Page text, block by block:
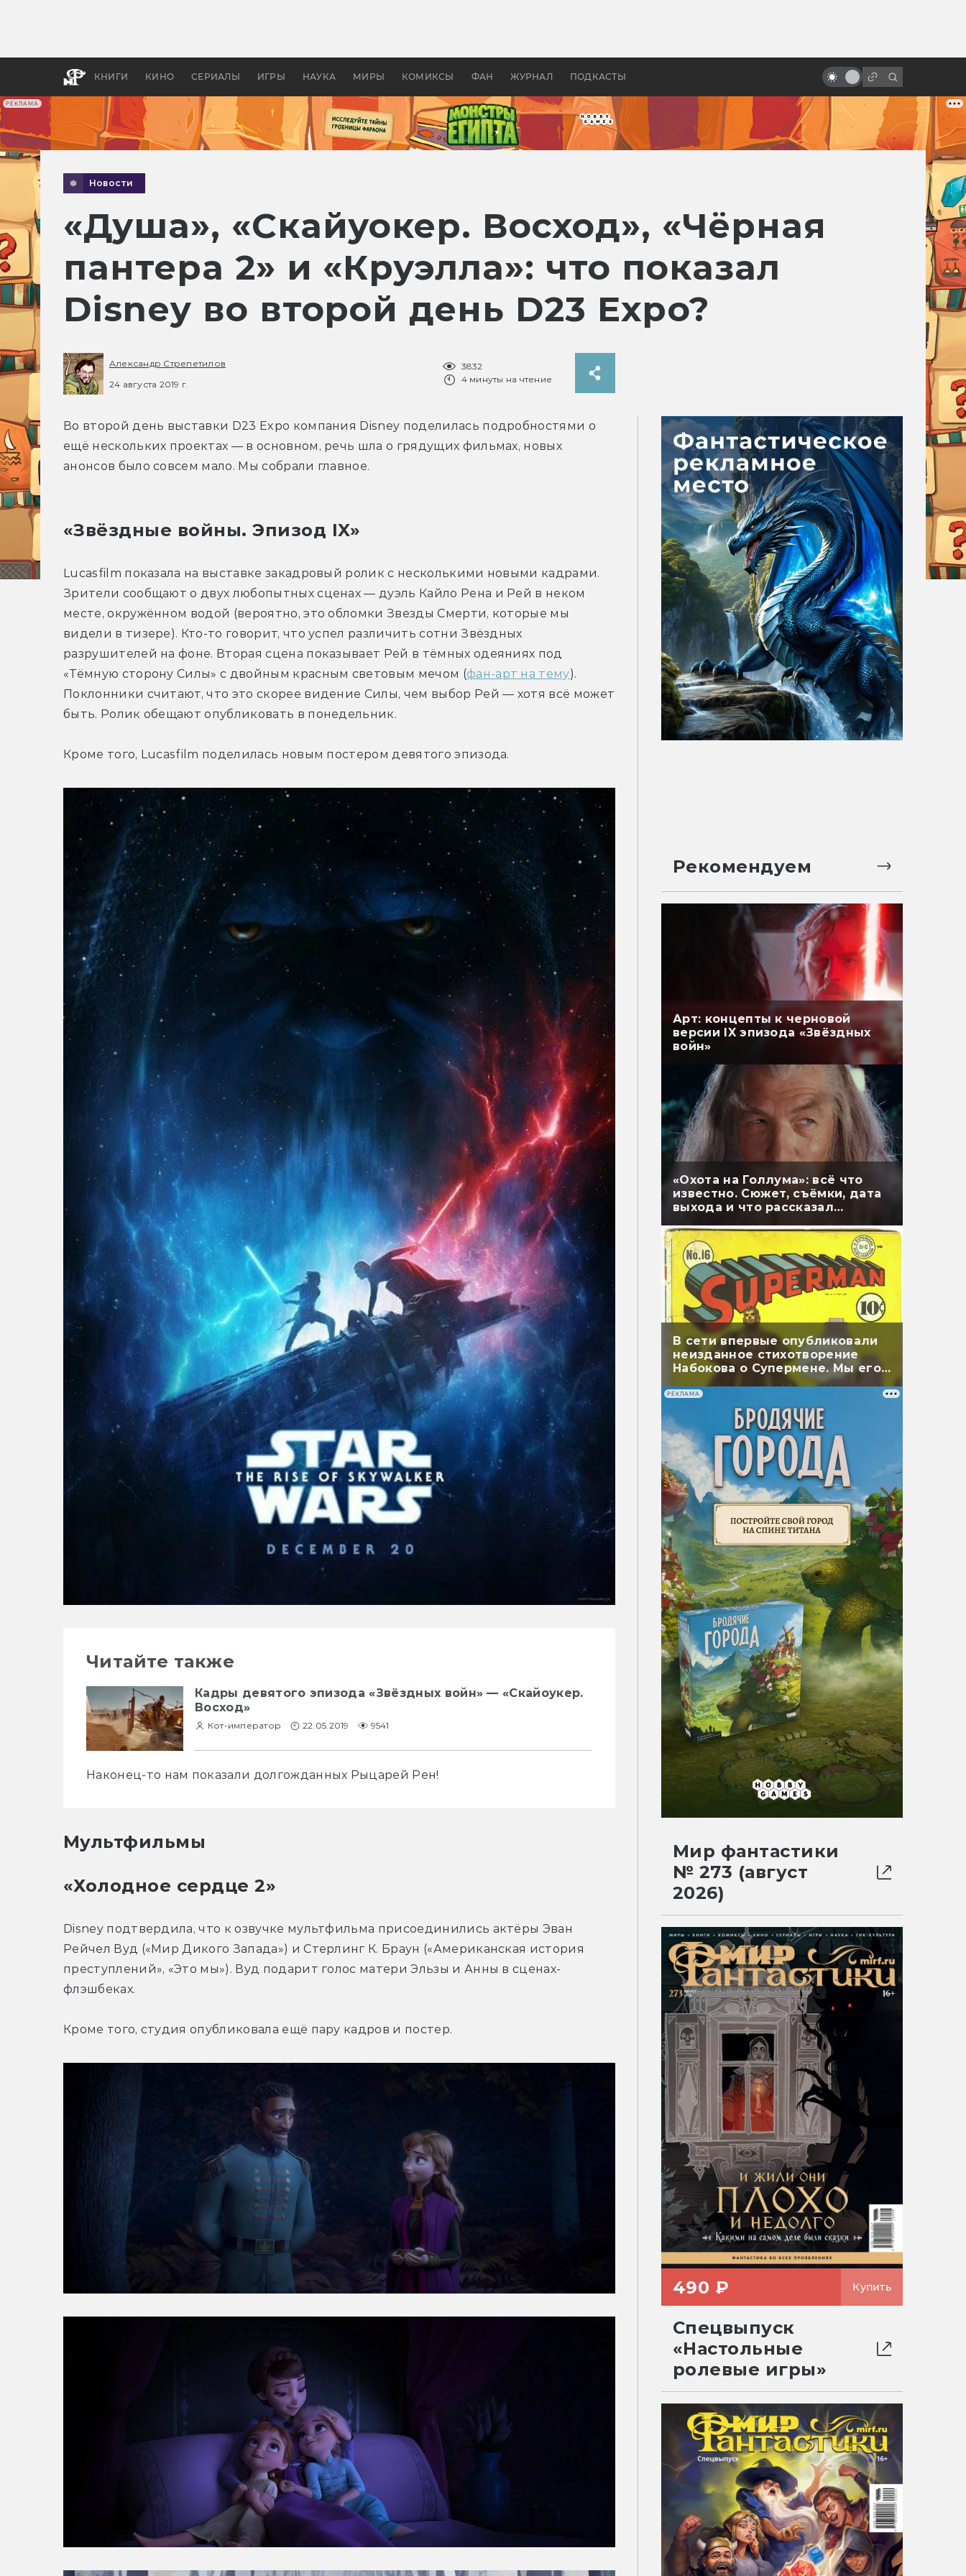
РЕКЛАМА
КНИГИ КИНО СЕРИАЛЫ ИГРЫ НАУКА МИРЫ КОМИКСЫ ФАН ЖУРНАЛ ПОДКАСТЫ
апокалипсис, в России —
бы «Властелина колец»
Гигер и сотворение «Чужого»
Новости
«Душа», «Скайуокер. Восход», «Чёрная
пантера 2» и «Круэлла»: что показал
Disney во второй день D23 Expo?
Александр Стрепетилов
24 августа 2019 г.
3832
4 минуты на чтение
Во второй день выставки D23 Expo компания Disney поделилась подробностями о
ещё нескольких проектах — в основном, речь шла о грядущих фильмах, новых
анонсов было совсем мало. Мы собрали главное.
«Звёздные войны. Эпизод IX»
Lucasfilm показала на выставке закадровый ролик с несколькими новыми кадрами.
Зрители сообщают о двух любопытных сценах — дуэль Кайло Рена и Рей в неком
месте, окружённом водой (вероятно, это обломки Звезды Смерти, которые мы
видели в тизере). Кто-то говорит, что успел различить сотни Звёздных
разрушителей на фоне. Вторая сцена показывает Рей в тёмных одеяниях под
«Тёмную сторону Силы» с двойным красным световым мечом (фан-арт на тему).
Поклонники считают, что это скорее видение Силы, чем выбор Рей — хотя всё может
быть. Ролик обещают опубликовать в понедельник.
Кроме того, Lucasfilm поделилась новым постером девятого эпизода.
Читайте также
Кадры девятого эпизода «Звёздных войн» — «Скайоукер.
Восход»
Кот-император 22.05.2019 9541
Наконец-то нам показали долгожданных Рыцарей Рен!
Мультфильмы
«Холодное сердце 2»
Disney подтвердила, что к озвучке мультфильма присоединились актёры Эван
Рейчел Вуд («Мир Дикого Запада») и Стерлинг К. Браун («Американская история
преступлений», «Это мы»). Вуд подарит голос матери Эльзы и Анны в сценах-
флэшбеках.
Кроме того, студия опубликовала ещё пару кадров и постер.
Рекомендуем
Арт: концепты к черновой
версии IX эпизода «Звёздных
войн»
«Охота на Голлума»: всё что
известно. Сюжет, съёмки, дата
выхода и что рассказал
В сети впервые опубликовали
неизданное стихотворение
Набокова о Супермене. Мы его
перевели
РЕКЛАМА
Мир фантастики
№ 273 (август
2026)
490 ₽ Купить
Спецвыпуск
«Настольные
ролевые игры»